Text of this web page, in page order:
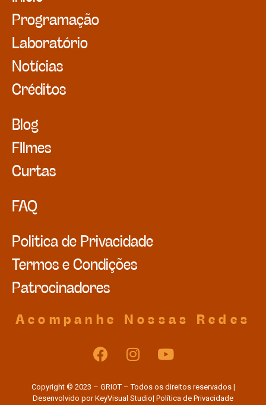
Programação
Laboratório
Notícias
Créditos
Blog
FIlmes
Curtas
FAQ
Politica de Privacidade
Termos e Condições
Patrocinadores
Acompanhe Nossas Redes
Copyright © 2023 – GRIOT – Todos os direitos reservados |
Desenvolvido porKeyVisual Studio| Política de Privacidade